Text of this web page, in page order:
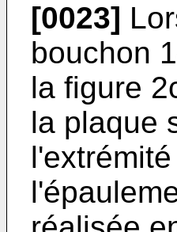
[0023]
bouchon
la figure
la plaque